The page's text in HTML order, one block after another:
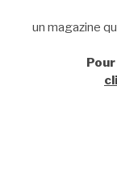
un magazine